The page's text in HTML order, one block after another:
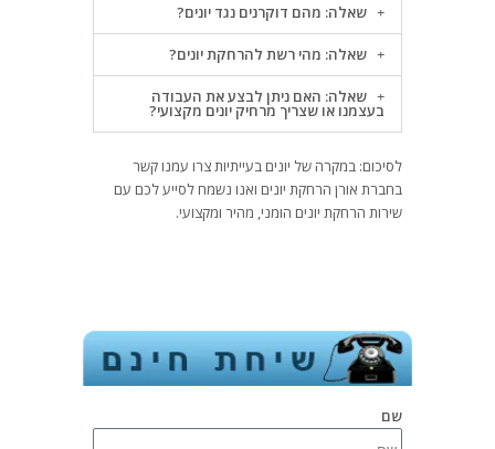
שאלה: מהם דוקרנים נגד יונים?
שאלה: מהי רשת להרחקת יונים?
שאלה: האם ניתן לבצע את העבודה
בעצמנו או שצריך מרחיק יונים מקצועי?
לסיכום: במקרה של יונים בעייתיות צרו עמנו קשר
בחברת אורן הרחקת יונים ואנו נשמח לסייע לכם עם
שירות הרחקת יונים הומני, מהיר ומקצועי.
שם